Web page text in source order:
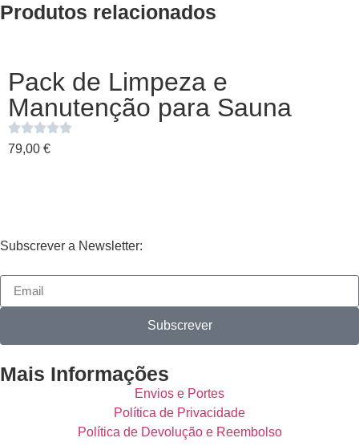
Produtos relacionados
Pack de Limpeza e
Manutenção para Sauna
79,00 €
Subscrever a Newsletter:
Subscrever
Mais Informações
Envios e Portes
Política de Privacidade
Política de Devolução e Reembolso